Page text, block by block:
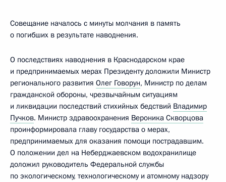
Совещание началось с минуты молчания в память
о погибших в результате наводнения.
О последствиях наводнения в Краснодарском крае
и предпринимаемых мерах Президенту доложили Министр
регионального развития Олег Говорун, Министр по делам
гражданской обороны, чрезвычайным ситуациям
и ликвидации последствий стихийных бедствий Владимир
Пучков. Министр здравоохранения Вероника Скворцова
проинформировала главу государства о мерах,
предпринимаемых для оказания помощи пострадавшим.
О положении дел на Неберджаевском водохранилище
доложил руководитель Федеральной службы
по экологическому, технологическому и атомному надзору